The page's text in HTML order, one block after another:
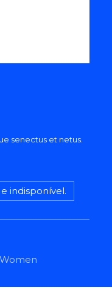
senectus et netus.
indisponível.
Women